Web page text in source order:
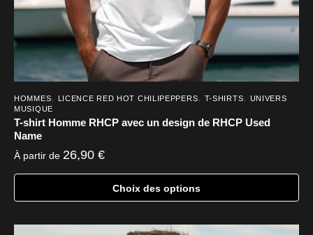
produit
HOMMES, LICENCE RED HOT CHILIPEPPERS, T-SHIRTS, UNIVERS
MUSIQUE
T-shirt Homme RHCP avec un design de RHCP Used
Name
À partir de 26,90 €
Choix des options
produit